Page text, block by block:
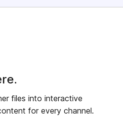
files into interactive
for every channel.